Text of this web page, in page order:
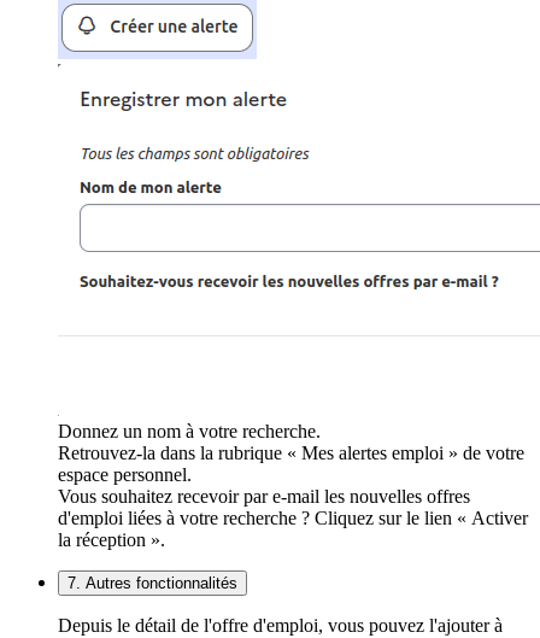
Donnez un nom à votre recherche.
Retrouvez-la dans la rubrique « Mes alertes emploi » de votre
espace personnel.
Vous souhaitez recevoir par e-mail les nouvelles offres
d'emploi liées à votre recherche ? Cliquez sur le lien « Activer
la réception ».
7. Autres fonctionnalités
Depuis le détail de l'offre d'emploi, vous pouvez l'ajouter à